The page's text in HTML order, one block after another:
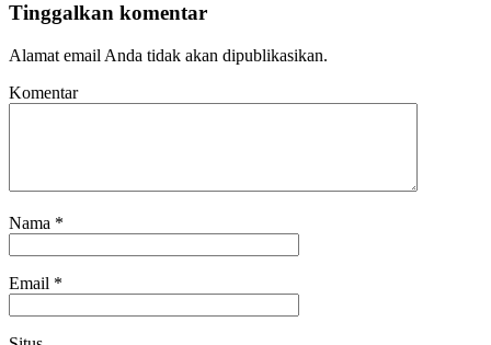
Tinggalkan komentar
Alamat email Anda tidak akan dipublikasikan.
Komentar
Nama *
Email *